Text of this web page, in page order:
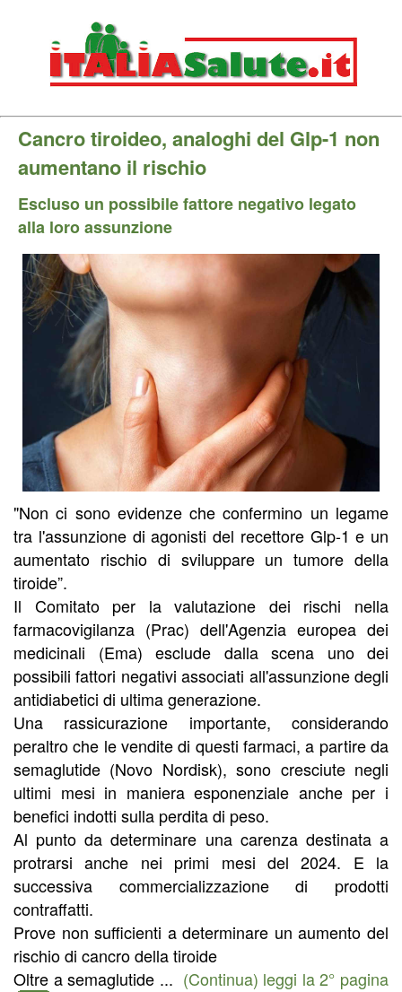
Cancro tiroideo, analoghi del Glp-1 non
aumentano il rischio
Escluso un possibile fattore negativo legato
alla loro assunzione
"Non ci sono evidenze che confermino un legame
tra l'assunzione di agonisti del recettore Glp-1 e un
aumentato rischio di sviluppare un tumore della
tiroide”.
Il Comitato per la valutazione dei rischi nella
farmacovigilanza (Prac) dell'Agenzia europea dei
medicinali (Ema) esclude dalla scena uno dei
possibili fattori negativi associati all'assunzione degli
antidiabetici di ultima generazione.
Una rassicurazione importante, considerando
peraltro che le vendite di questi farmaci, a partire da
semaglutide (Novo Nordisk), sono cresciute negli
ultimi mesi in maniera esponenziale anche per i
benefici indotti sulla perdita di peso.
Al punto da determinare una carenza destinata a
protrarsi anche nei primi mesi del 2024. E la
successiva commercializzazione di prodotti
contraffatti.
Prove non sufficienti a determinare un aumento del
rischio di cancro della tiroide
Oltre a semaglutide ... (Continua) leggi la 2° pagina